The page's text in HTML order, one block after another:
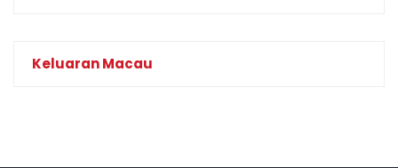
Keluaran Macau